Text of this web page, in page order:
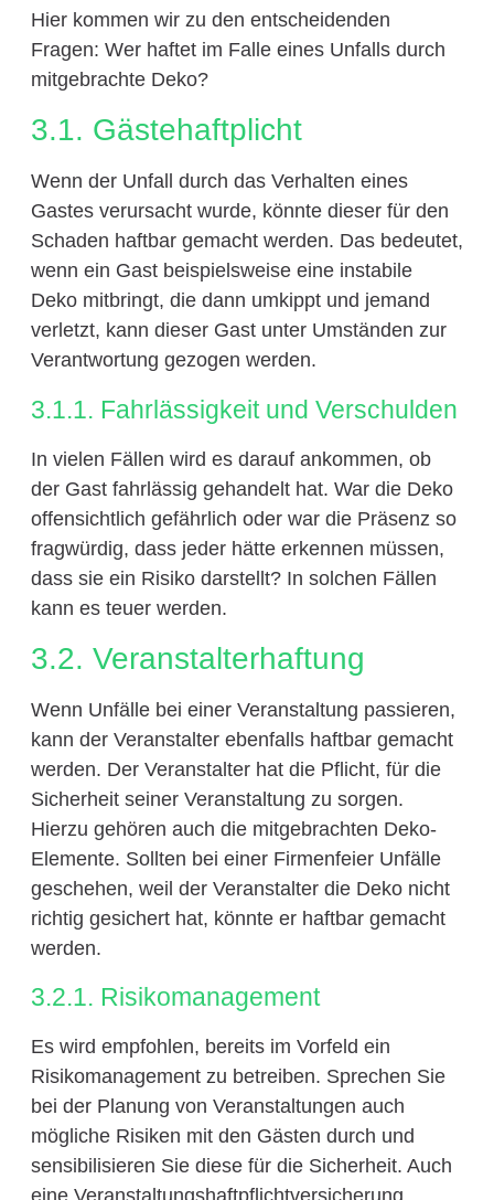
Hier kommen wir zu den entscheidenden
Fragen: Wer haftet im Falle eines Unfalls durch
mitgebrachte Deko?
3.1. Gästehaftplicht
Wenn der Unfall durch das Verhalten eines
Gastes verursacht wurde, könnte dieser für den
Schaden haftbar gemacht werden. Das bedeutet,
wenn ein Gast beispielsweise eine instabile
Deko mitbringt, die dann umkippt und jemand
verletzt, kann dieser Gast unter Umständen zur
Verantwortung gezogen werden.
3.1.1. Fahrlässigkeit und Verschulden
In vielen Fällen wird es darauf ankommen, ob
der Gast fahrlässig gehandelt hat. War die Deko
offensichtlich gefährlich oder war die Präsenz so
fragwürdig, dass jeder hätte erkennen müssen,
dass sie ein Risiko darstellt? In solchen Fällen
kann es teuer werden.
3.2. Veranstalterhaftung
Wenn Unfälle bei einer Veranstaltung passieren,
kann der Veranstalter ebenfalls haftbar gemacht
werden. Der Veranstalter hat die Pflicht, für die
Sicherheit seiner Veranstaltung zu sorgen.
Hierzu gehören auch die mitgebrachten Deko-
Elemente. Sollten bei einer Firmenfeier Unfälle
geschehen, weil der Veranstalter die Deko nicht
richtig gesichert hat, könnte er haftbar gemacht
werden.
3.2.1. Risikomanagement
Es wird empfohlen, bereits im Vorfeld ein
Risikomanagement zu betreiben. Sprechen Sie
bei der Planung von Veranstaltungen auch
mögliche Risiken mit den Gästen durch und
sensibilisieren Sie diese für die Sicherheit. Auch